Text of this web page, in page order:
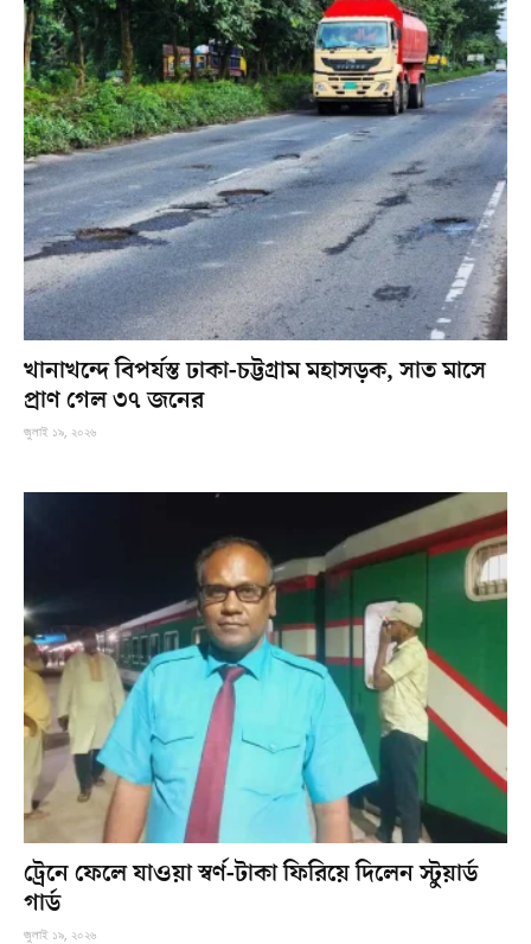
খানাখন্দে বিপর্যস্ত ঢাকা-চট্টগ্রাম মহাসড়ক, সাত মাসে
প্রাণ গেল ৩৭ জনের
জুলাই ১৯, ২০২৬
ট্রেনে ফেলে যাওয়া স্বর্ণ-টাকা ফিরিয়ে দিলেন স্টুয়ার্ড
গার্ড
জুলাই ১৯, ২০২৬